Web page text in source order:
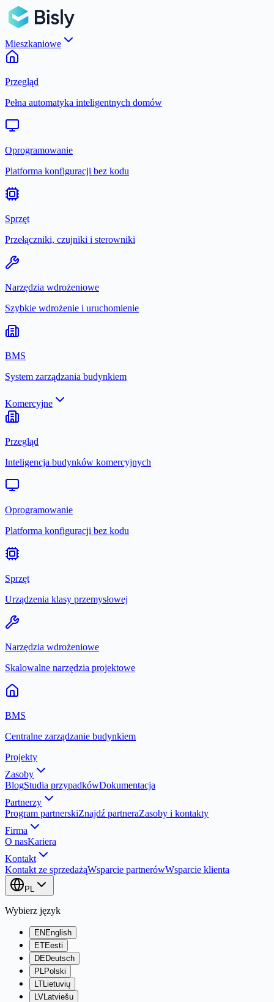
Mieszkaniowe
Przegląd
Pełna automatyka inteligentnych domów
Oprogramowanie
Platforma konfiguracji bez kodu
Sprzęt
Przełączniki, czujniki i sterowniki
Narzędzia wdrożeniowe
Szybkie wdrożenie i uruchomienie
BMS
System zarządzania budynkiem
Komercyjne
Przegląd
Inteligencja budynków komercyjnych
Oprogramowanie
Platforma konfiguracji bez kodu
Sprzęt
Urządzenia klasy przemysłowej
Narzędzia wdrożeniowe
Skalowalne narzędzia projektowe
BMS
Centralne zarządzanie budynkiem
Projekty
Zasoby
BlogStudia przypadkówDokumentacja
Partnerzy
Program partnerskiZnajdź partneraZasoby i kontakty
Firma
O nasKariera
Kontakt
Kontakt ze sprzedażąWsparcie partnerówWsparcie klienta
PL
Wybierz język
EN English
ETEesti
DEDeutsch
PLPolski
LTLietuvių
LVLatviešu